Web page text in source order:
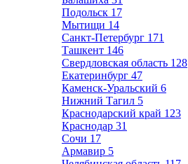
Подольск 17
Мытищи 14
Санкт-Петербург 171
Ташкент 146
Свердловская область 128
Екатеринбург 47
Каменск-Уральский 6
Нижний Тагил 5
Краснодарский край 123
Краснодар 31
Сочи 17
Армавир 5